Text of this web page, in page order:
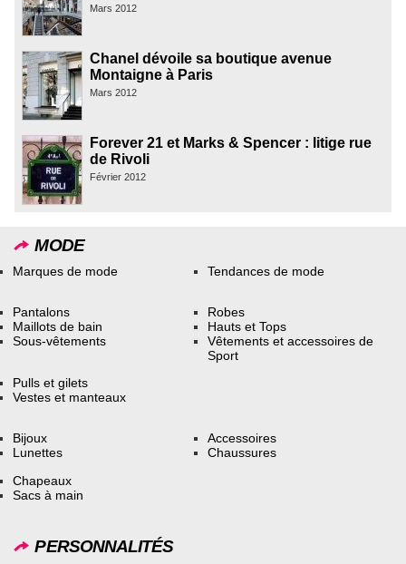
Mars 2012
Chanel dévoile sa boutique avenue
Montaigne à Paris
Mars 2012
Forever 21 et Marks & Spencer : litige rue
de Rivoli
Février 2012
MODE
Marques de mode Tendances de mode
Pantalons
Maillots de bain
Sous-vêtements
Robes
Hauts et Tops
Vêtements et accessoires de
Sport
Pulls et gilets
Vestes et manteaux
Bijoux
Lunettes
Accessoires
Chaussures
Chapeaux
Sacs à main
PERSONNALITÉS